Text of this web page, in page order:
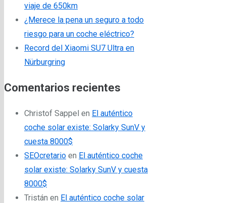
viaje de 650km
¿Merece la pena un seguro a todo
riesgo para un coche eléctrico?
Record del Xiaomi SU7 Ultra en
Nürburgring
Comentarios recientes
Christof Sappel en El auténtico
coche solar existe: Solarky SunV y
cuesta 8000$
SEOcretario en El auténtico coche
solar existe: Solarky SunV y cuesta
8000$
Tristán en El auténtico coche solar